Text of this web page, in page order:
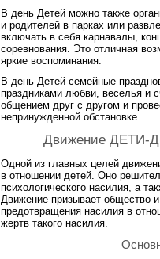
В день Детей можно также
и родителей в парках или
включать в себя карнавалы,
соревнования. Это отличная
яркие воспоминания.
В день Детей семейные
праздниками любви, веселья и
общением друг с другом и
непринужденной обстановке.
Движение ДЕТИ-
Одной из главных целей
в отношении детей. Оно
психологического насилия, а
Движение призывает общество
предотвращения насилия в
жертв такого насилия.